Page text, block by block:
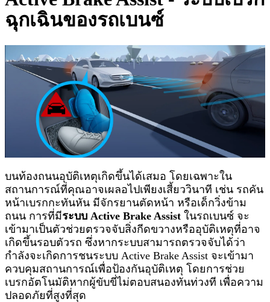
ฉุกเฉินของรถเบนซ์
บนท้องถนนอุบัติเหตุเกิดขึ้นได้เสมอ โดยเฉพาะใน
สถานการณ์ที่คุณอาจเผลอไปเพียงเสี้ยววินาที เช่น รถคัน
หน้าเบรกกะทันหัน มีจักรยานตัดหน้า หรือเด็กวิ่งข้าม
ถนน การที่มีระบบ Active Brake Assist ในรถเบนซ์ จะ
เข้ามาเป็นตัวช่วยตรวจจับสิ่งกีดขวางหรืออุบัติเหตุที่อาจ
เกิดขึ้นรอบตัวรถ ซึ่งหากระบบสามารถตรวจจับได้ว่า
กำลังจะเกิดการชนระบบ Active Brake Assist จะเข้ามา
ควบคุมสถานการณ์เพื่อป้องกันอุบัติเหตุ โดยการช่วย
เบรกอัตโนมัติหากผู้ขับขี่ไม่ตอบสนองทันท่วงที เพื่อความ
ปลอดภัยที่สูงที่สุด